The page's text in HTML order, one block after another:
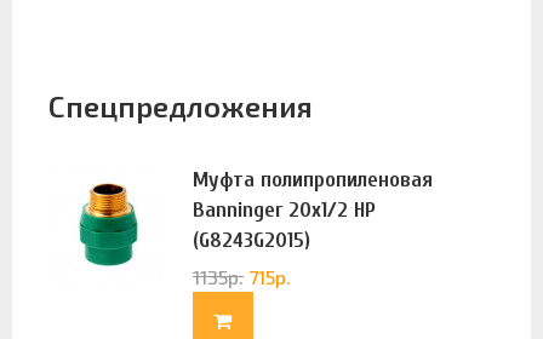
Спецпредложения
Муфта полипропиленовая
Banninger 20х1/2 НР
(G8243G2015)
1135р. 715р.